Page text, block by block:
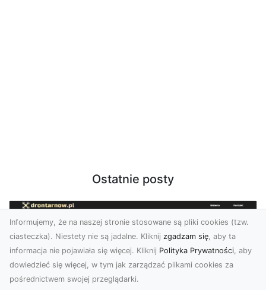
Ostatnie posty
Informujemy, że na naszej stronie stosowane są pliki cookies (tzw.
ciasteczka). Niestety nie są jadalne. Kliknij zgadzam się, aby ta
informacja nie pojawiała się więcej. Kliknij Polityka Prywatności, aby
dowiedzieć się więcej, w tym jak zarządzać plikami cookies za
pośrednictwem swojej przeglądarki.